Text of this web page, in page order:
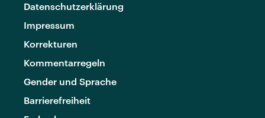
Datenschutzerklärung
Impressum
Korrekturen
Kommentarregeln
Gender und Sprache
Barrierefreiheit